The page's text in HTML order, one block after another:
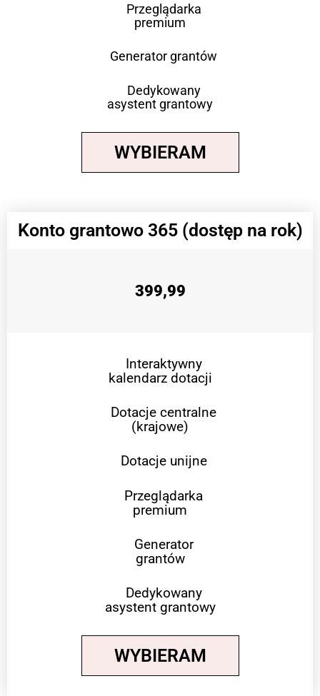
Przeglądarka
premium
Generator grantów
Dedykowany
asystent grantowy
WYBIERAM
Konto grantowo 365 (dostęp na rok)
399,99
Interaktywny
kalendarz dotacji
Dotacje centralne
(krajowe)
Dotacje unijne
Przeglądarka
premium
Generator
grantów
Dedykowany
asystent grantowy
WYBIERAM